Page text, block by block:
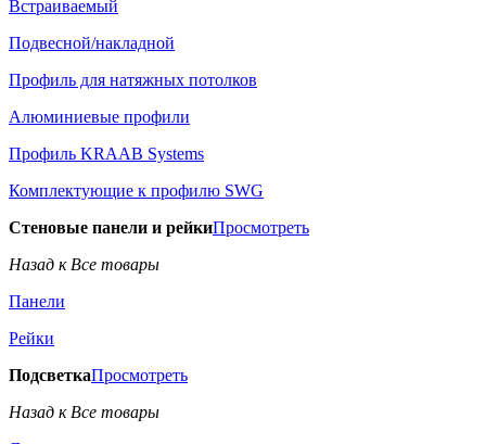
Встраиваемый
Подвесной/накладной
Профиль для натяжных потолков
Алюминиевые профили
Профиль KRAAB Systems
Комплектующие к профилю SWG
Стеновые панели и рейкиПросмотреть
Назад к Все товары
Панели
Рейки
ПодсветкаПросмотреть
Назад к Все товары